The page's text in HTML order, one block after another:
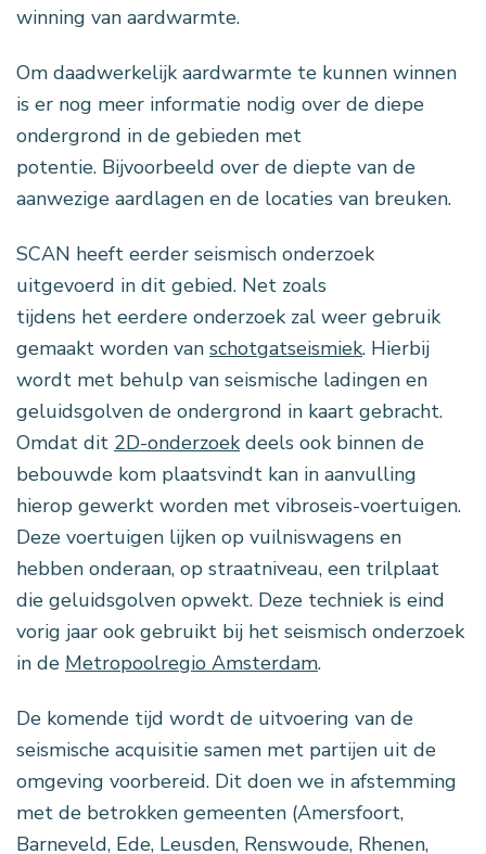
winning van aardwarmte.
Om daadwerkelijk aardwarmte te kunnen winnen
is er nog meer informatie nodig over de diepe
ondergrond in de gebieden met
potentie. Bijvoorbeeld over de diepte van de
aanwezige aardlagen en de locaties van breuken.
SCAN heeft eerder seismisch onderzoek
uitgevoerd in dit gebied. Net zoals
tijdens het eerdere onderzoek zal weer gebruik
gemaakt worden van schotgatseismiek. Hierbij
wordt met behulp van seismische ladingen en
geluidsgolven de ondergrond in kaart gebracht.
Omdat dit 2D-onderzoek deels ook binnen de
bebouwde kom plaatsvindt kan in aanvulling
hierop gewerkt worden met vibroseis-voertuigen.
Deze voertuigen lijken op vuilniswagens en
hebben onderaan, op straatniveau, een trilplaat
die geluidsgolven opwekt. Deze techniek is eind
vorig jaar ook gebruikt bij het seismisch onderzoek
in de Metropoolregio Amsterdam.
De komende tijd wordt de uitvoering van de
seismische acquisitie samen met partijen uit de
omgeving voorbereid. Dit doen we in afstemming
met de betrokken gemeenten (Amersfoort,
Barneveld, Ede, Leusden, Renswoude, Rhenen,